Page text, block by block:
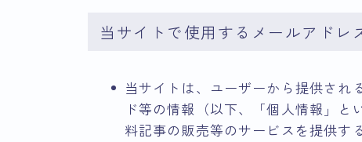
当サイトで使用するメールアドレ
当サイトは、ユーザーから提供され
ド等の情報（以下、「個人情報」
料記事の販売等のサービスを提供す